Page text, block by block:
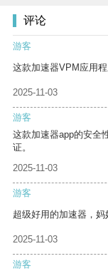
评论
游客
这款加速器VPM应用
2025-11-03
游客
这款加速器app的安全
证。
2025-11-03
游客
超级好用的加速器，妈
2025-11-03
游客